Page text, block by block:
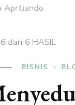
Apriliando
dari 6 HASIL
BISNIS